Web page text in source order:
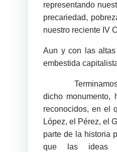
representando
precariedad,
nuestro reciente IV
Aun y con las
embestida
Terminamos
dicho monumento,
reconocidos, en el
López, el Pérez, el
parte de la historia
que las ideas